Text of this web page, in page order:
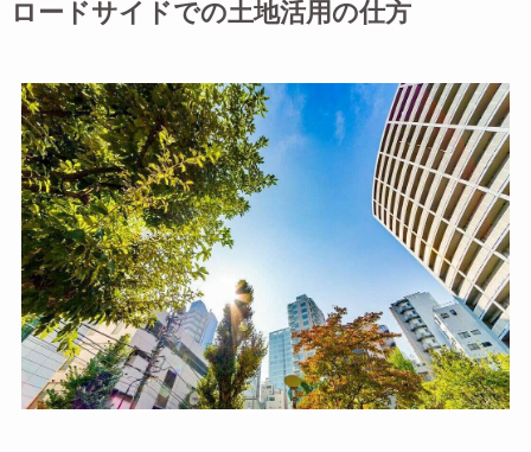
ロードサイドでの土地活用の仕方